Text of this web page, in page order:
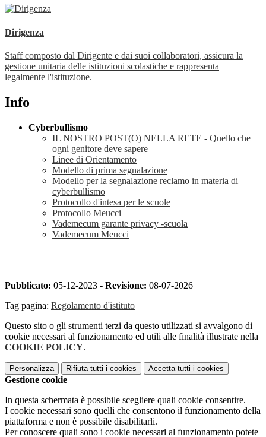
Dirigenza
Staff composto dal Dirigente e dai suoi collaboratori, assicura la
gestione unitaria delle istituzioni scolastiche e rappresenta
legalmente l'istituzione.
Info
Cyberbullismo
IL NOSTRO POST(O) NELLA RETE - Quello che
ogni genitore deve sapere
Linee di Orientamento
Modello di prima segnalazione
Modello per la segnalazione reclamo in materia di
cyberbullismo
Protocollo d'intesa per le scuole
Protocollo Meucci
Vademecum garante privacy -scuola
Vademecum Meucci
Pubblicato: 05-12-2023 - Revisione: 08-07-2026
Tag pagina: Regolamento d'istituto
Questo sito o gli strumenti terzi da questo utilizzati si avvalgono di
cookie necessari al funzionamento ed utili alle finalità illustrate nella
COOKIE POLICY.
Personalizza Rifiuta tutti i cookies Accetta tutti i cookies
Gestione cookie
In questa schermata è possibile scegliere quali cookie consentire.
I cookie necessari sono quelli che consentono il funzionamento della
piattaforma e non è possibile disabilitarli.
Per conoscere quali sono i cookie necessari al funzionamento potete